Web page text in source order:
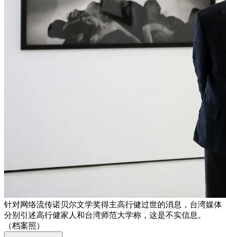
针对网络流传诺贝尔文学奖得主高行健过世的消息，台湾媒体
分别引述高行健家人和台湾师范大学称，这是不实信息。
（档案照）